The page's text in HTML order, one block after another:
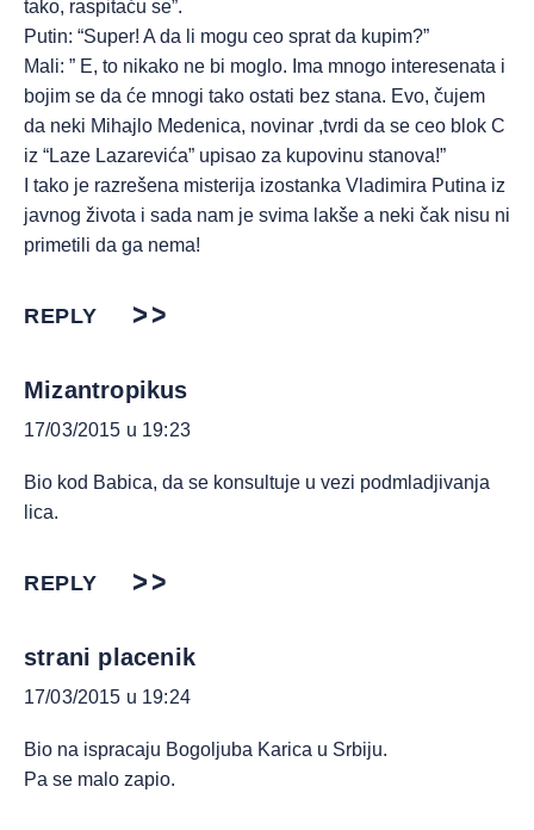
tako, raspitaću se”.
Putin: “Super! A da li mogu ceo sprat da kupim?”
Mali: ” E, to nikako ne bi moglo. Ima mnogo interesenata i
bojim se da će mnogi tako ostati bez stana. Evo, čujem
da neki Mihajlo Medenica, novinar ,tvrdi da se ceo blok C
iz “Laze Lazarevića” upisao za kupovinu stanova!”
I tako je razrešena misterija izostanka Vladimira Putina iz
javnog života i sada nam je svima lakše a neki čak nisu ni
primetili da ga nema!
REPLY
Mizantropikus
17/03/2015 u 19:23
Bio kod Babica, da se konsultuje u vezi podmladjivanja
lica.
REPLY
strani placenik
17/03/2015 u 19:24
Bio na ispracaju Bogoljuba Karica u Srbiju.
Pa se malo zapio.